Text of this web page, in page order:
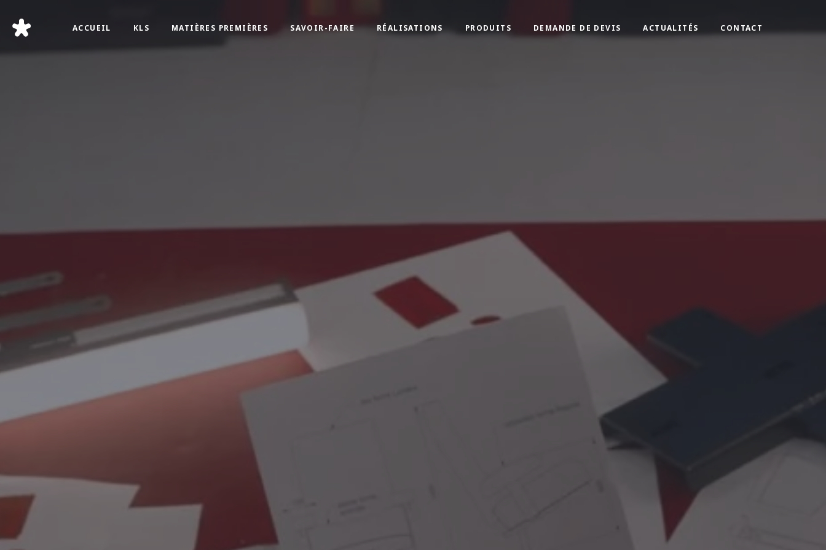
ACCUEIL KLS MATIÈRES PREMIÈRES SAVOIR-FAIRE RÉALISATIONS PRODUITS DEMANDE DE DEVIS ACTUALITÉS CONTACT